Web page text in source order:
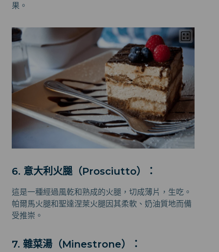
果。
6. 意大利火腿（Prosciutto）：
這是一種經過風乾和熟成的火腿，切成薄片，生吃。
帕爾馬火腿和聖達涅萊火腿因其柔軟、奶油質地而備
受推崇。
7. 雜菜湯 （Minestrone）：